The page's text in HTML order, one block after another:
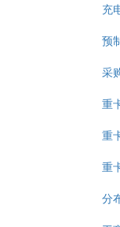
充
预
采
重
重
重
分